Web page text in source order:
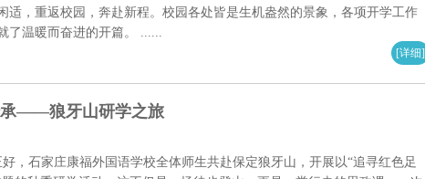
适，重返校园，奔赴新程。校园各处皆是生机盎然的景象，各项开学工作
了温暖而奋进的开篇。 ......
[详细]
承——狼牙山研学之旅
好，石家庄康福外国语学校全体师生共赴保定狼牙山，开展以“追寻红色足